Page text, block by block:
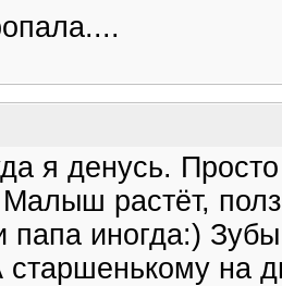
я денусь.
растёт,
иногда:)
на